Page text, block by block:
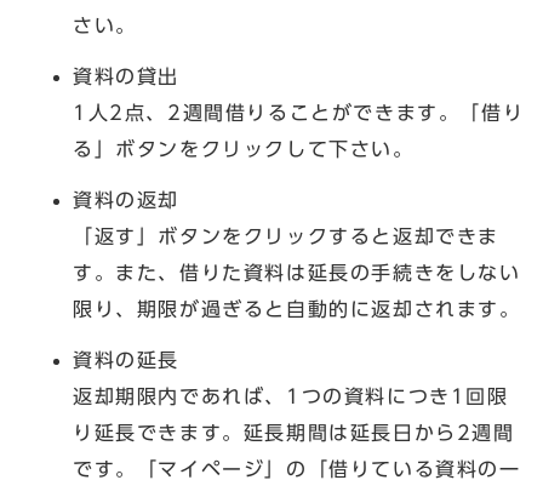
さい。
資料の貸出
1人2点、2週間借りることができます。「借り
る」ボタンをクリックして下さい。
資料の返却
「返す」ボタンをクリックすると返却できま
す。また、借りた資料は延長の手続きをしない
限り、期限が過ぎると自動的に返却されます。
資料の延長
返却期限内であれば、1つの資料につき1回限
り延長できます。延長期間は延長日から2週間
です。「マイページ」の「借りている資料の一